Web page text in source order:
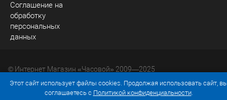
Соглашение на
обработку
персональных
данных
© Интернет Магазин «Часовой» 2009—2025
Юридический адрес: 214036 Россия, г. Смоленск, ул.
Рыленкова, д. 61а, кв. 24.
Этот сайт использует файлы cookies. Продолжая использовать сайт,
соглашаетесь с Политикой конфиденциальности.